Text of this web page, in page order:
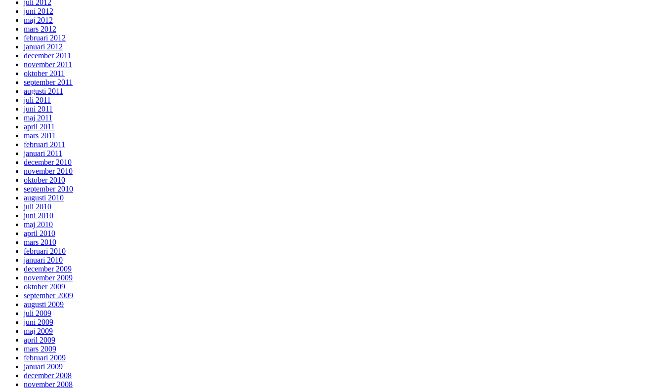
juli 2012
juni 2012
maj 2012
mars 2012
februari 2012
januari 2012
december 2011
november 2011
oktober 2011
september 2011
augusti 2011
juli 2011
juni 2011
maj 2011
april 2011
mars 2011
februari 2011
januari 2011
december 2010
november 2010
oktober 2010
september 2010
augusti 2010
juli 2010
juni 2010
maj 2010
april 2010
mars 2010
februari 2010
januari 2010
december 2009
november 2009
oktober 2009
september 2009
augusti 2009
juli 2009
juni 2009
maj 2009
april 2009
mars 2009
februari 2009
januari 2009
december 2008
november 2008